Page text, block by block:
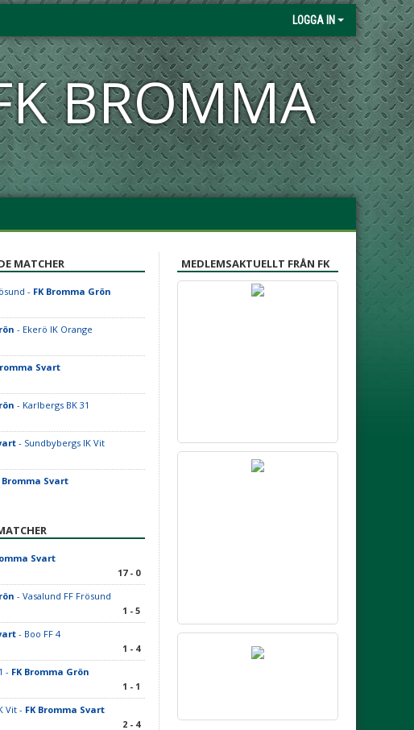
LOGGA IN
BROMMA
MATCHER
- FK Bromma Grön
- Ekerö IK Orange
Svart
- Karlbergs BK 31
- Sundbybergs IK Vit
Bromma Svart
Svart
17 - 0
- Vasalund FF Frösund
1 - 5
- Boo FF 4
1 - 4
- FK Bromma Grön
1 - 1
Vit - FK Bromma Svart
2 - 4
MEDLEMSAKTUELLT FRÅN FK